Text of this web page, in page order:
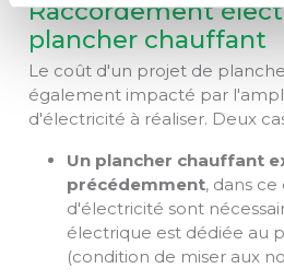
Raccordement
plancher chauffant
Le coût d'un projet de
également impacté par
d'électricité à réaliser. Deux
Un plancher chauffant
précédemment, dans
d'électricité sont
électrique est dédiée au
(condition de miser aux